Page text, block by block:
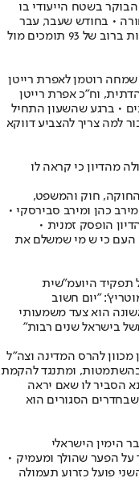
בשטח הייעודי בו
• בחודש שעבר, עבר
החוק שיאפשר לשופטים לגזור עליהם עונש מוות ברוב של 93 תומכים מול
רוטמן לאפרת רייטן
וח"כ אפרת רייטן
• ברגע שהשעון התחיל
למה צריך להצביע דווקא
מהדיון כי קראה לו
החוקה, חוק והמשפט,
כהן ומירב סבירסקי •
הופסק זמנית •
העם כי ש מי שמשלם את
תפקיד היועמ"שית
47 התנגדו • סמוטריץ': "יום חשוב
הוא צעד משמעותי
בישראל שנים רבות"
להרס המדינה וצה"ל
בהשתמטות, ומתנגד להקמת
אריאל כהנא הסביר לו שאם יראה
הסגורים הוא
על הפער שהולך ומעמיק •
פועל כזרוע תעמולה